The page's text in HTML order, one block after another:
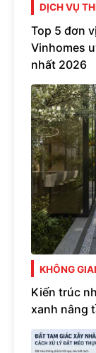
DỊCH VỤ
Top 5 đơn
Vinhomes
nhất 2026
KHÔNG
Kiến trúc
xanh nâng